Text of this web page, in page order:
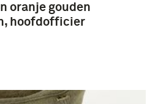
oranje gouden
hoofdofficier